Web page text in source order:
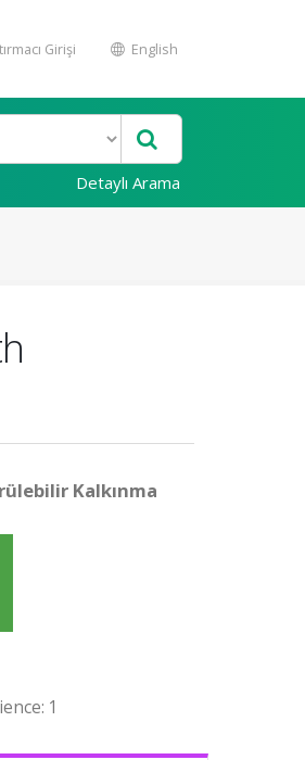
Girişi English
Detaylı Arama
Kalkınma
1